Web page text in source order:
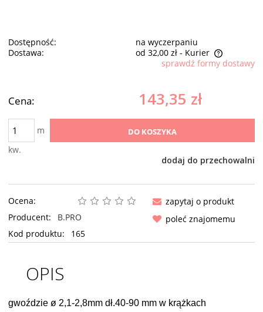
Dostępność:
na wyczerpaniu
Dostawa:
od 32,00 zł - Kurier
Cena nie zawiera ewentualnych kosztów płatnościsprawdź formy dostawy
Cena: 143,35 zł
m
kw.
DO KOSZYKA
dodaj do przechowalni
Ocena:
Producent:
B.PRO
Kod produktu:
165
zapytaj o produkt
poleć znajomemu
OPIS
gwoździe ø 2,1-2,8mm dł.40-90 mm w krążkach